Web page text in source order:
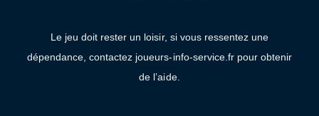
Le jeu doit rester un loisir, si vous ressentez une
dépendance, contactez joueurs-info-service.fr pour obtenir
de l’aide.